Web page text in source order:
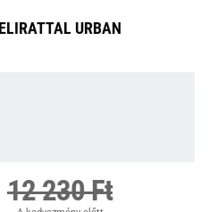
URBAN
12 230 Ft